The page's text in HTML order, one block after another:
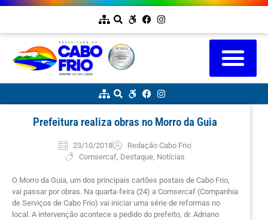
Prefeitura realiza obras no Morro da Guia
23/10/2018
Redação Cabo Frio
Comsercaf Destaque Notícias
O Morro da Guia, um dos principais cartões postais de Cabo Frio,
vai passar por obras. Na quarta-feira (24) a Comsercaf (Companhia
de Serviços de Cabo Frio) vai iniciar uma série de reformas no
local. A intervenção acontece a pedido do prefeito, dr. Adriano